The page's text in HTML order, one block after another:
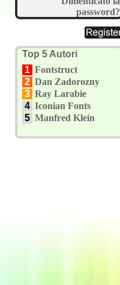
password?
Top 5 Autori
1 Fontstruct
2 Dan Zadorozny
3 Ray Larabie
4 Iconian Fonts
5 Manfred Klein